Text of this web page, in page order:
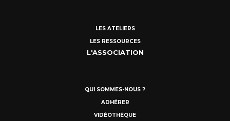
LES ATELIERS
LES RESSOURCES
L'ASSOCIATION
QUI SOMMES-NOUS ?
ADHÉRER
VIDÉOTHÈQUE